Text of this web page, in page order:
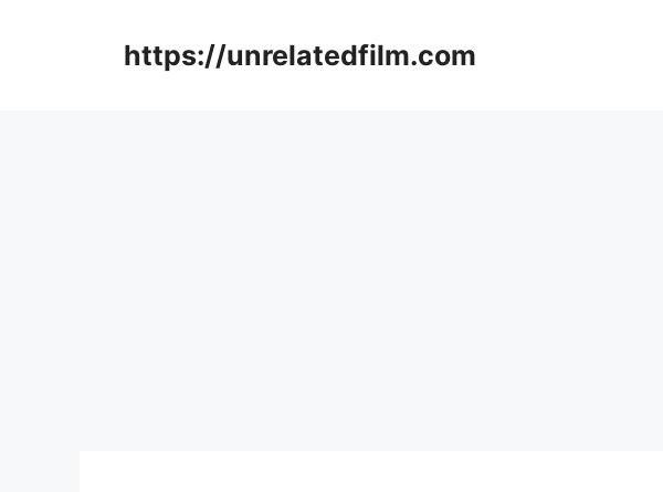
https://unrelatedfilm.com